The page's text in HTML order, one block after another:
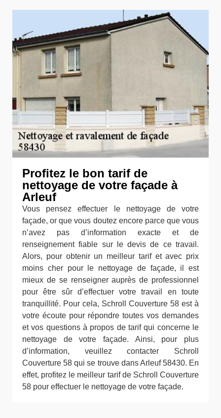
Profitez le bon tarif de
nettoyage de votre façade à
Arleuf
Vous pensez effectuer le nettoyage de votre
façade, or que vous doutez encore parce que vous
n’avez pas d’information exacte et de
renseignement fiable sur le devis de ce travail.
Alors, pour obtenir un meilleur tarif et avec prix
moins cher pour le nettoyage de façade, il est
mieux de se renseigner auprès de professionnel
pour être sûr d’effectuer votre travail en toute
tranquillité. Pour cela, Schroll Couverture 58 est à
votre écoute pour répondre toutes vos demandes
et vos questions à propos de tarif qui concerne le
nettoyage de votre façade. Ainsi, pour plus
d’information, veuillez contacter Schroll
Couverture 58 qui se trouve dans Arleuf 58430. En
effet, profitez le meilleur tarif de Schroll Couverture
58 pour effectuer le nettoyage de votre façade.